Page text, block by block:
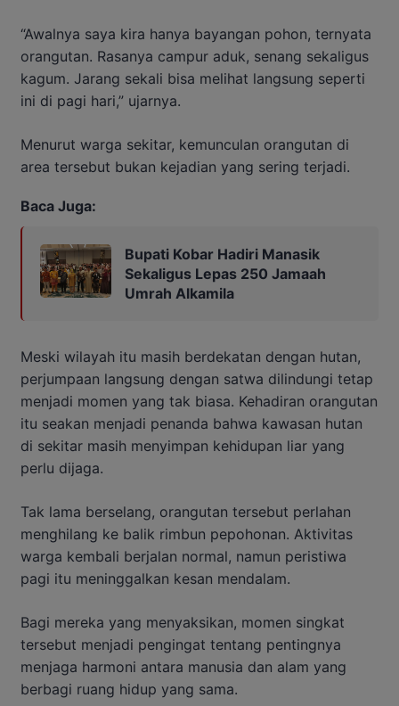
“Awalnya saya kira hanya bayangan pohon, ternyata
orangutan. Rasanya campur aduk, senang sekaligus
kagum. Jarang sekali bisa melihat langsung seperti
ini di pagi hari,” ujarnya.
Menurut warga sekitar, kemunculan orangutan di
area tersebut bukan kejadian yang sering terjadi.
Baca Juga:
Bupati Kobar Hadiri Manasik
Sekaligus Lepas 250 Jamaah
Umrah Alkamila
Meski wilayah itu masih berdekatan dengan hutan,
perjumpaan langsung dengan satwa dilindungi tetap
menjadi momen yang tak biasa. Kehadiran orangutan
itu seakan menjadi penanda bahwa kawasan hutan
di sekitar masih menyimpan kehidupan liar yang
perlu dijaga.
Tak lama berselang, orangutan tersebut perlahan
menghilang ke balik rimbun pepohonan. Aktivitas
warga kembali berjalan normal, namun peristiwa
pagi itu meninggalkan kesan mendalam.
Bagi mereka yang menyaksikan, momen singkat
tersebut menjadi pengingat tentang pentingnya
menjaga harmoni antara manusia dan alam yang
berbagi ruang hidup yang sama.